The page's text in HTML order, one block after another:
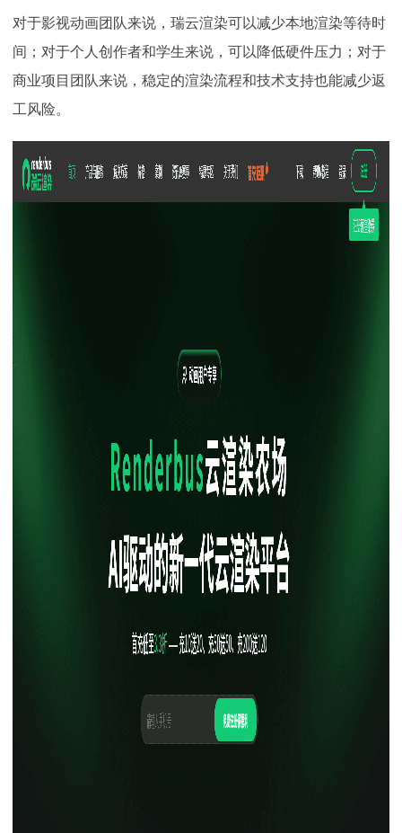
对于影视动画团队来说，瑞云渲染可以减少本地渲染等待时
间；对于个人创作者和学生来说，可以降低硬件压力；对于
商业项目团队来说，稳定的渲染流程和技术支持也能减少返
工风险。